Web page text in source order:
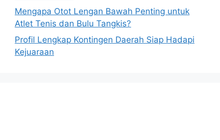
Mengapa Otot Lengan Bawah Penting untuk
Atlet Tenis dan Bulu Tangkis?
Profil Lengkap Kontingen Daerah Siap Hadapi
Kejuaraan